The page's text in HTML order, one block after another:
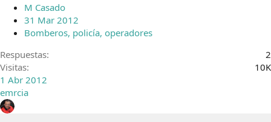
d
o
M Casado
31 Mar 2012
Bomberos, policía, operadores
Respuestas
2
Visitas
10K
1 Abr 2012
emrcia